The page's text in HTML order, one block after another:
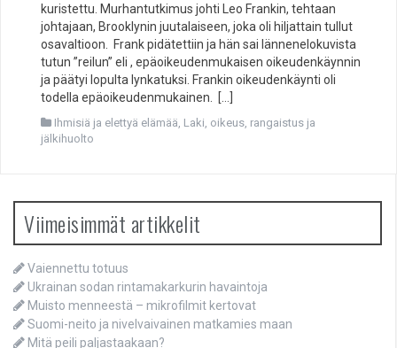
kuristettu. Murhantutkimus johti Leo Frankin, tehtaan
johtajaan, Brooklynin juutalaiseen, joka oli hiljattain tullut
osavaltioon. Frank pidätettiin ja hän sai lännenelokuvista
tutun ”reilun” eli , epäoikeudenmukaisen oikeudenkäynnin
ja päätyi lopulta lynkatuksi. Frankin oikeudenkäynti oli
todella epäoikeudenmukainen. […]
Ihmisiä ja elettyä elämää, Laki, oikeus, rangaistus ja
jälkihuolto
Viimeisimmät artikkelit
Vaiennettu totuus
Ukrainan sodan rintamakarkurin havaintoja
Muisto menneestä – mikrofilmit kertovat
Suomi-neito ja nivelvaivainen matkamies maan
Mitä peili paljastaakaan?